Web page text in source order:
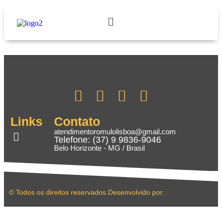
Banner Serra
Links Contato
atendimentoromulolisboa@gmail.com
Telefone: (37) 9 9836-9046
Belo Horizonte - MG / Brasil
© Todos os direitos reservados.Desenvolvido por: